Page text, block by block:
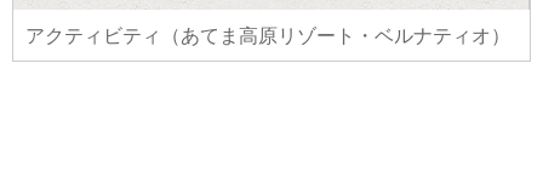
アクティビティ（あてま高原リゾート・ベルナティオ）